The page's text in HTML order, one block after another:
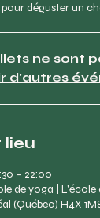
déguster un
ne sont
d'autres
lieu
– 22:00
de yoga | L'école
(Québec) H4X